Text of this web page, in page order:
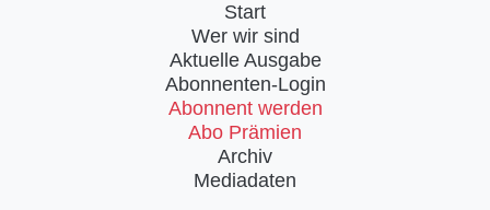
Start
Wer wir sind
Aktuelle Ausgabe
Abonnenten-Login
Abonnent werden
Abo Prämien
Archiv
Mediadaten